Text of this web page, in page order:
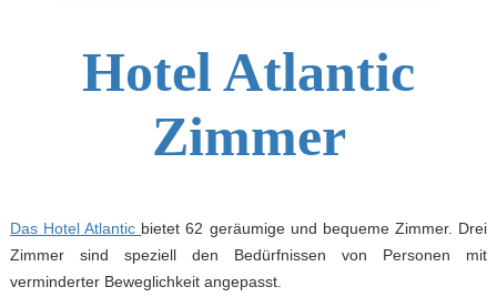
Hotel Atlantic
Zimmer
Das Hotel Atlantic bietet 62 geräumige und bequeme Zimmer. Drei
Zimmer sind speziell den Bedürfnissen von Personen mit
verminderter Beweglichkeit angepasst.